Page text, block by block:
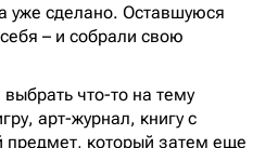
уже сделано. Оставшуюся
– и собрали свою
что-то на тему
арт-журнал, книгу с
предмет, который затем еще